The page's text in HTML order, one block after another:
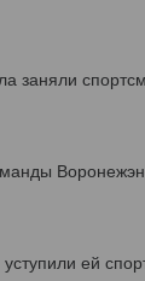
заняли
ей